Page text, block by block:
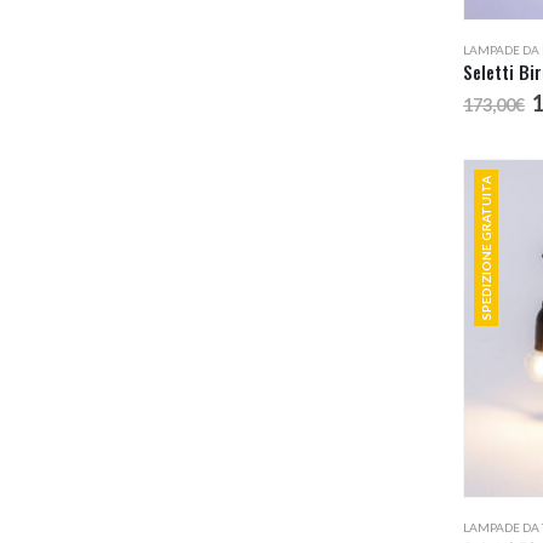
LAMPADE DA
173,00€ Il
SPEDIZIONE GRATUITA
LAMPADE DA